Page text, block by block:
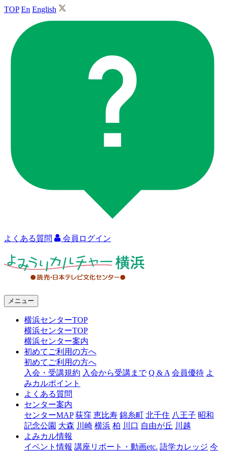
TOP En English
よくある質問 会員ログイン
ャ
浜
メニュー
横浜センターTOP
横浜センターTOP
横浜センター案内
初めてご利用の方へ
初めてご利用の方へ
入会・受講規約 入会から受講まで Q & A 会員優待 よ
みカルポイント
よくある質問
センター案内
センターMAP 荻窪 恵比寿 錦糸町 北千住 八王子 昭和
記念公園 大森 川崎 横浜 柏 川口 自由が丘 川越
よみカル情報
イベント情報 講座リポート・動画etc. 語学カレッジ 今